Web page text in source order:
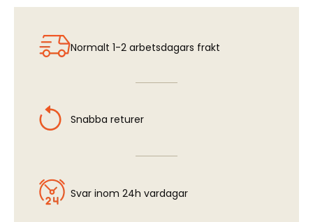
Grumman F-14A Tomcat - Cockpit Set (FUJ)
Normalt 1-2 arbetsdagars frakt
Snabba returer
Svar inom 24h vardagar